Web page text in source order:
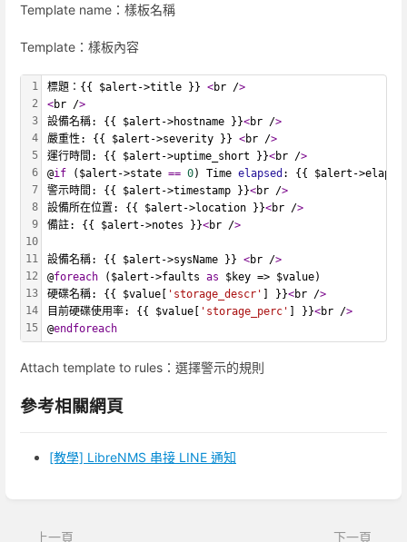
Template name：樣板名稱
Template：樣板內容
1
2
3
4
5
6
7
8
9
10
11
12
13
14
15
標題：{{ $alert->title }} <br />
<br />
設備名稱: {{ $alert->hostname }}<br />
嚴重性: {{ $alert->severity }} <br />
運行時間: {{ $alert->uptime_short }}<br />
@if ($alert->state == 0) Time elapsed : {{ $alert-
警示時間: {{ $alert->timestamp }}<br />
設備所在位置: {{ $alert->location }}<br />
備註: {{ $alert->notes }}<br />
設備名稱: {{ $alert->sysName }} <br />
@foreach ($alert->faults as $key => $value)
硬碟名稱: {{ $value[
'storage_descr' ] }}<br />
目前硬碟使用率: {{ $value[
'storage_perc' ] }}<br />
@endforeach
Attach template to rules：選擇警示的規則
參考相關網頁
[教學] LibreNMS 串接 LINE 通知
進
上一頁 下一頁